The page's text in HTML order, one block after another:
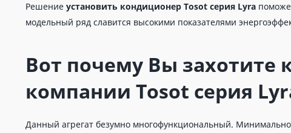
Решение установить кондиционер Tosot серия Lyra
модельный ряд славится высокими показателями
Вот почему Вы захотите
компании Tosot серия
Данный агрегат безумно многофункциональный.